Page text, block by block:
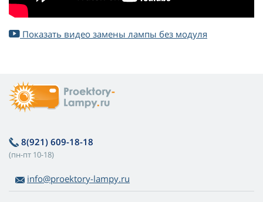
Показать видео замены лампы без модуля
8(921) 609-18-18
(пн-пт 10-18)
info@proektory-lampy.ru